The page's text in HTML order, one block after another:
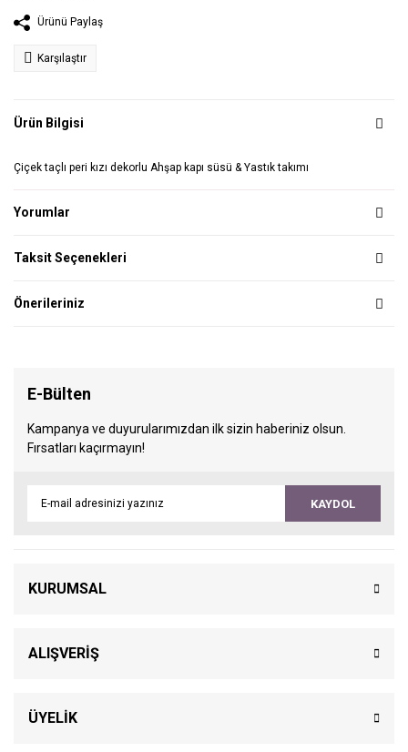
Ürünü Paylaş
Karşılaştır
Ürün Bilgisi
Çiçek taçlı peri kızı dekorlu Ahşap kapı süsü & Yastık takımı
Yorumlar
Taksit Seçenekleri
Önerileriniz
E-Bülten
Kampanya ve duyurularımızdan ilk sizin haberiniz olsun.
Fırsatları kaçırmayın!
KAYDOL
KURUMSAL
ALIŞVERİŞ
ÜYELİK